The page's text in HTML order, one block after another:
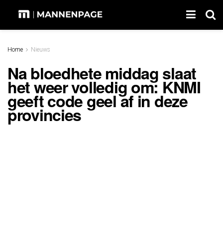
Home Nieuws
Na bloedhete middag slaat
het weer volledig om: KNMI
geeft code geel af in deze
provincies